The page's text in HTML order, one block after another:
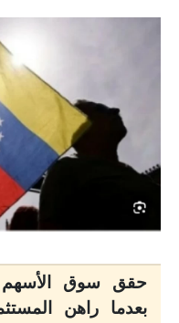
حقق سوق الأسهم
بعدما راهن